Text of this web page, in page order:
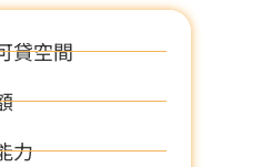
貸空間
力